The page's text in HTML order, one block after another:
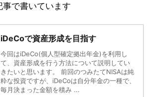
で書いています
iDeCoで資産形成を目指す
今回はiDeCo(個人型確定拠出年金)を利用し
て、資産形成を行う方法について説明してい
きたいと思います。 前回のつみたてNISAは純
粋な投資ですが、iDeCoは自分年金の一種で、
毎月決まった金額を積み ...